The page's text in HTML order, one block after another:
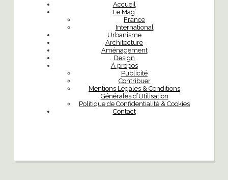
Accueil
Le Mag’
France
International
Urbanisme
Architecture
Aménagement
Design
À propos
Publicité
Contribuer
Mentions Légales & Conditions
Générales d’Utilisation
Politique de Confidentialité & Cookies
Contact